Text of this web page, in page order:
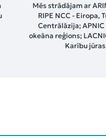
Mēs strādājam ar
RIPE NCC - Eiropa,
Centrālāzija;
okeāna reģions;
Karību